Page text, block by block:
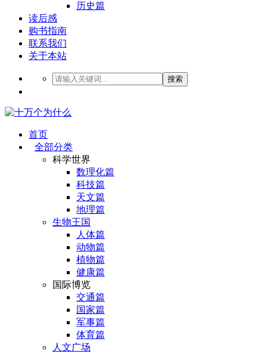
历史篇
读后感
购书指南
联系我们
关于本站
搜索
首页
全部分类
科学世界
数理化篇
科技篇
天文篇
地理篇
生物王国
人体篇
动物篇
植物篇
健康篇
国际博览
交通篇
国家篇
军事篇
体育篇
人文广场